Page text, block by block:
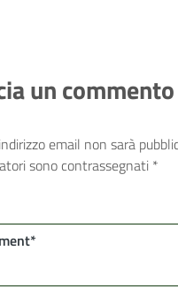
un commento
email non sarà
sono contrassegnati *